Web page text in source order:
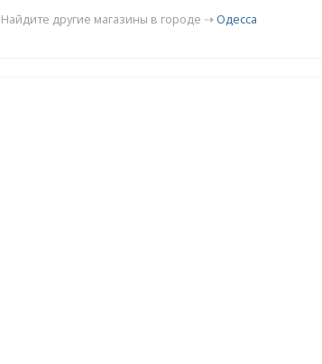
Найдите другие магазины в городе ⇢ Одесса